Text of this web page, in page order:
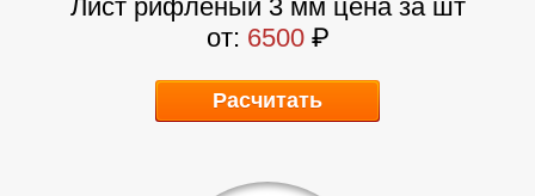
Лист рифленый 3 мм цена за шт
от: 6500 ₽
Расчитать